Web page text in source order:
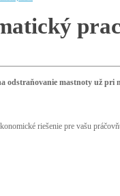
odstraňovanie mastnoty už
riešenie pre vašu